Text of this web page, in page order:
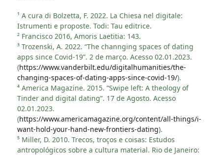
¹ A cura di Bolzetta, F. 2022. La Chiesa nel digitale:
Istrumenti e proposte. Todi: Tau editrice.
² Francisco 2016, Amoris Laetitia: 143.
³ Trozenski, A. 2022. “The channging spaces of dating
apps since Covid-19”. 2 de março. Acesso 02.01.2023.
(https://www.vanderbilt.edu/digitalhumanities/the-
changing-spaces-of-dating-apps-since-covid-19/).
⁴ America Magazine. 2015. “Swipe left: A theology of
Tinder and digital dating”. 17 de Agosto. Acesso
02.01.2023.
(https://www.americamagazine.org/content/all-things/i-
want-hold-your-hand-new-frontiers-dating).
⁵ Miller, D. 2010. Trecos, troços e coisas: Estudos
antropológicos sobre a cultura material. Rio de Janeiro: